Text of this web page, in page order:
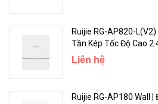
Ruijie RG-AP820-
Tần Kép Tốc Độ Cao
Liên hệ
Ruijie RG-AP180 Wall |